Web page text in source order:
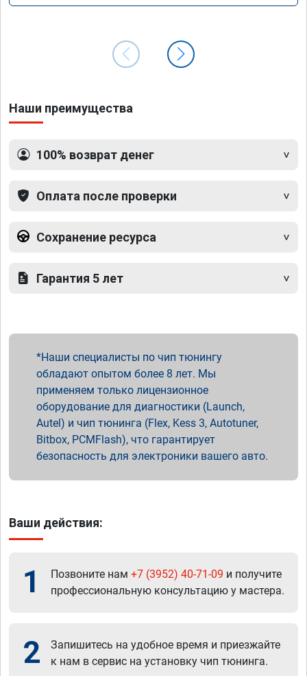
Наши преимущества
100% возврат денег
Оплата после проверки
Сохранение ресурса
Гарантия 5 лет
Наши специалисты по чип тюнингу
обладают опытом более 8 лет. Мы
применяем только лицензионное
оборудование для диагностики (Launch,
Autel) и чип тюнинга (Flex, Kess 3, Autotuner,
Bitbox, PCMFlash), что гарантирует
безопасность для электроники вашего авто.
Ваши действия:
1 Позвоните нам +7 (3952) 40-71-09 и получите
профессиональную консультацию у мастера.
2
Запишитесь на удобное время и приезжайте
к нам в сервис на установку чип тюнинга.